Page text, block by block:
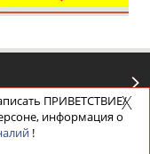
КНОПКИ
ПРИВЕТСТВИЕ/
информация о
!